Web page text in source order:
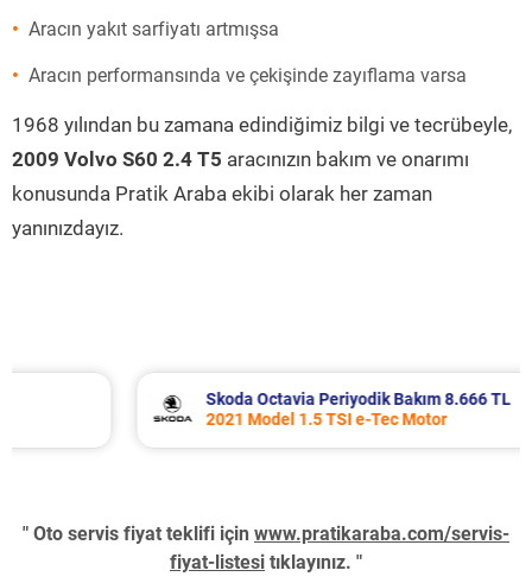
Aracın yakıt sarfiyatı artmışsa
Aracın performansında ve çekişinde zayıflama varsa
1968 yılından bu zamana edindiğimiz bilgi ve tecrübeyle,
2009 Volvo S60 2.4 T5 aracınızın bakım ve onarımı
konusunda Pratik Araba ekibi olarak her zaman
yanınızdayız.
Skoda Octavia Periyodik Bakım 8.666 TL
2021 Model 1.5 TSI e-Tec Motor
" Oto servis fiyat teklifi için www.pratikaraba.com/servis-
fiyat-listesi tıklayınız. "